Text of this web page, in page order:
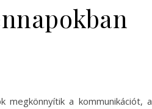
a kommunikációt, a